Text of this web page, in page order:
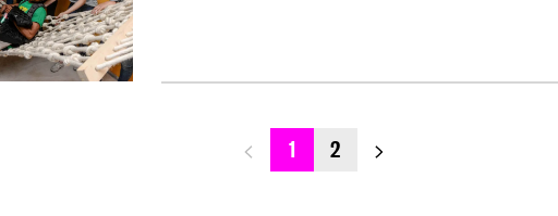
previous_page
1 2 next_page